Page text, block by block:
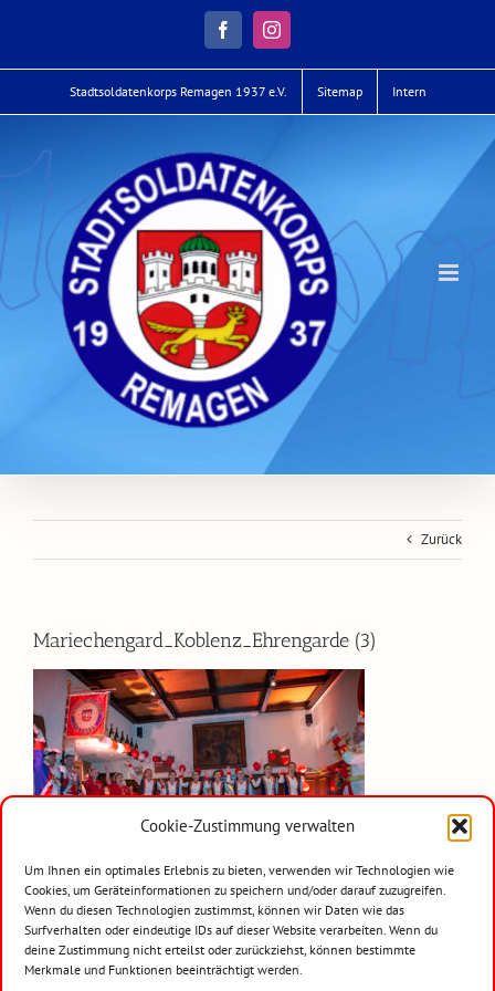
Cookie-Zustimmung verwalten
Um Ihnen ein optimales Erlebnis zu bieten, verwenden wir Technologien wie
Cookies, um Geräteinformationen zu speichern und/oder darauf zuzugreifen.
Wenn du diesen Technologien zustimmst, können wir Daten wie das
Surfverhalten oder eindeutige IDs auf dieser Website verarbeiten. Wenn du
deine Zustimmung nicht erteilst oder zurückziehst, können bestimmte
Merkmale und Funktionen beeinträchtigt werden.
FacebookInstagram
Stadtsoldatenkorps Remagen 1937 e.V. Sitemap Intern
Zurück
Mariechengard_Koblenz_Ehrengarde (3)
22. Januar 2019